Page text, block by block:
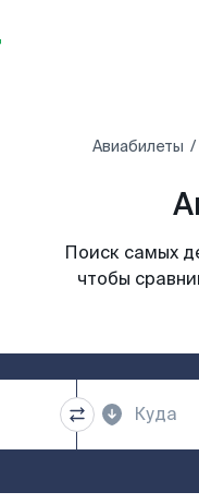
Авиабилеты
Поиск самых
чтобы